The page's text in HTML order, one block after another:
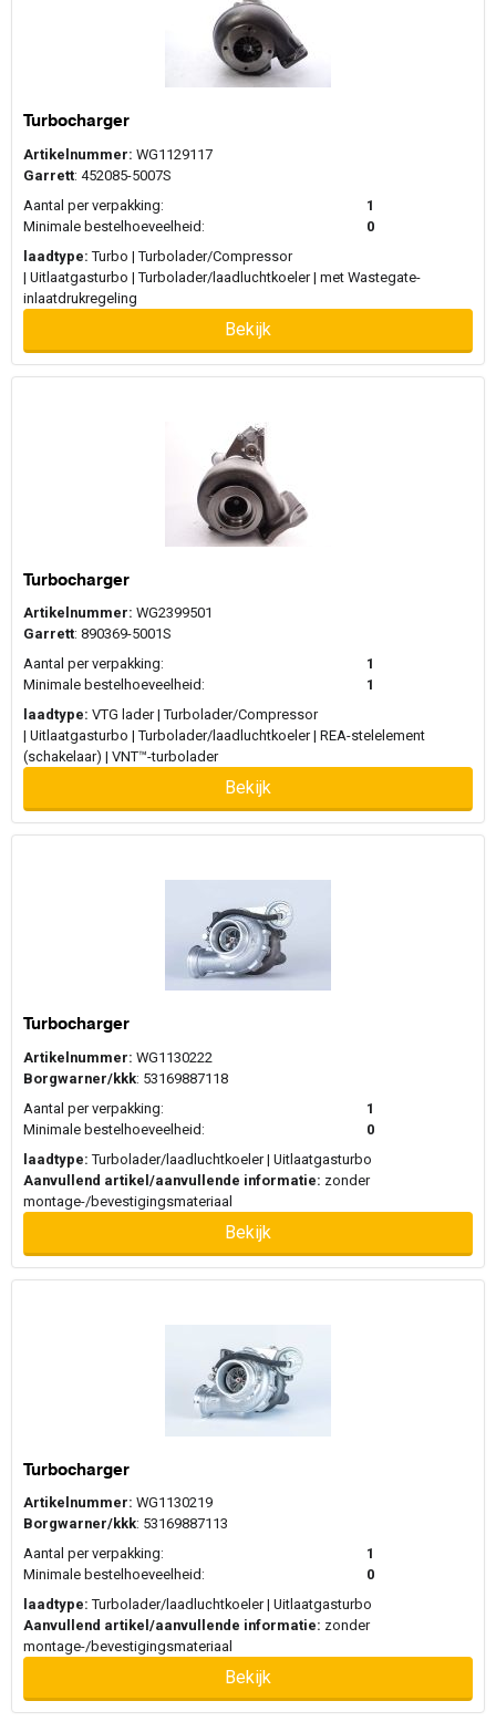
Turbocharger
Artikelnummer: WG1129117
Garrett: 452085-5007S
Aantal per verpakking:
1
Minimale bestelhoeveelheid:
0
laadtype: Turbo | Turbolader/Compressor
| Uitlaatgasturbo | Turbolader/laadluchtkoeler | met Wastegate-
inlaatdrukregeling
Bekijk
Turbocharger
Artikelnummer: WG2399501
Garrett: 890369-5001S
Aantal per verpakking:
1
Minimale bestelhoeveelheid:
1
laadtype: VTG lader | Turbolader/Compressor
| Uitlaatgasturbo | Turbolader/laadluchtkoeler | REA-stelelement
(schakelaar) | VNT™-turbolader
Bekijk
Turbocharger
Artikelnummer: WG1130222
Borgwarner/kkk: 53169887118
Aantal per verpakking:
1
Minimale bestelhoeveelheid:
0
laadtype: Turbolader/laadluchtkoeler | Uitlaatgasturbo
Aanvullend artikel/aanvullende informatie: zonder
montage-/bevestigingsmateriaal
Bekijk
Turbocharger
Artikelnummer: WG1130219
Borgwarner/kkk: 53169887113
Aantal per verpakking:
1
Minimale bestelhoeveelheid:
0
laadtype: Turbolader/laadluchtkoeler | Uitlaatgasturbo
Aanvullend artikel/aanvullende informatie: zonder
montage-/bevestigingsmateriaal
Bekijk